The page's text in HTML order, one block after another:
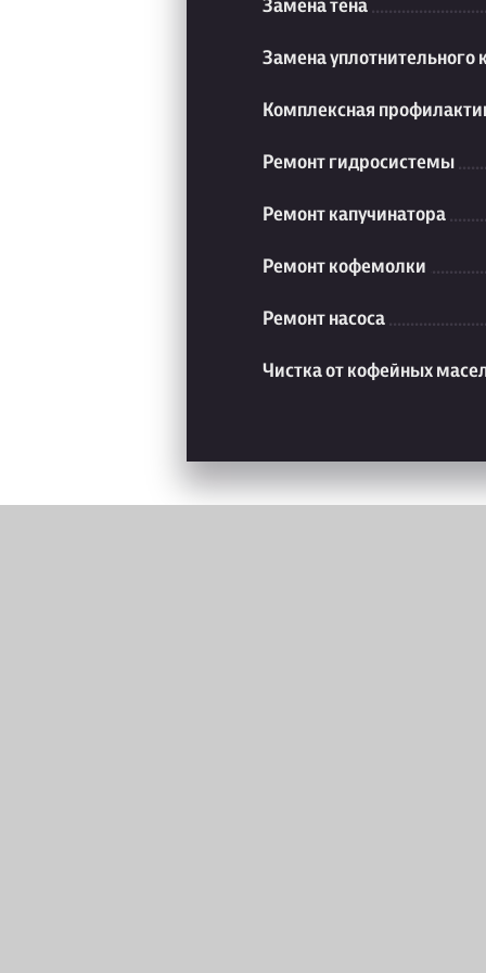
Замена тена
Замена уплотнительного
Комплексная
Ремонт гидросистемы
Ремонт капучинатора
Ремонт кофемолки
Ремонт насоса
Чистка от кофейных